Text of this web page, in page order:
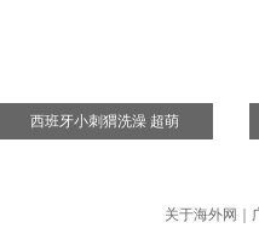
西班牙小刺猬洗澡 超萌
关于海外网